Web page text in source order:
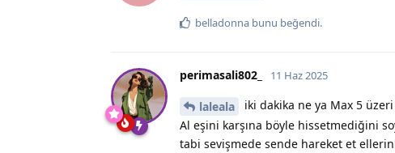
belladonna bunu beğendi.
perimasali802_ 11 Haz 2025
laleala
iki dakika ne ya Max 5
Al eşini karşına böyle hissetmediğini
tabi sevişmede sende hareket et